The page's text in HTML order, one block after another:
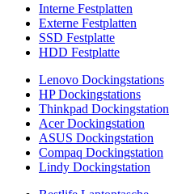
Interne Festplatten
Externe Festplatten
SSD Festplatte
HDD Festplatte
Lenovo Dockingstations
HP Dockingstations
Thinkpad Dockingstation
Acer Dockingstation
ASUS Dockingstation
Compaq Dockingstation
Lindy Dockingstation